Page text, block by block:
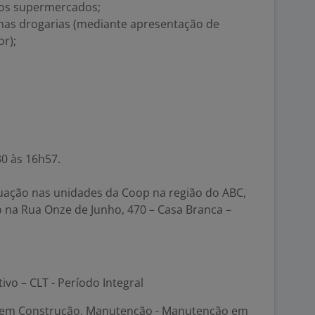
supermercados;
drogarias (mediante apresentação de
às 16h57.
nas unidades da Coop na região do ABC,
Rua Onze de Junho, 470 – Casa Branca –
– CLT - Período Integral
Construção, Manutenção - Manutenção em